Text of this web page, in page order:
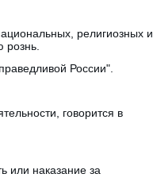
религиозных и
рознь.
России".
говорится в
или наказание за